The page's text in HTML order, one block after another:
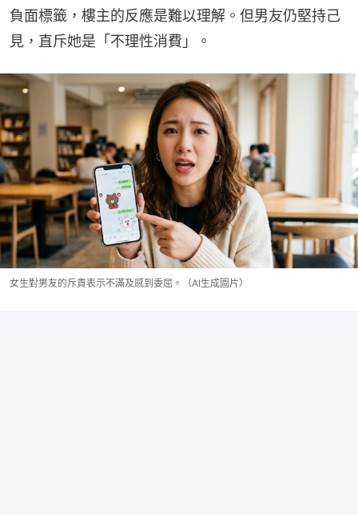
負面標籤，樓主的反應是難以理解。但男友仍堅持己
見，直斥她是「不理性消費」。
女生對男友的斥責表示不滿及感到委屈。（AI生成圖片）